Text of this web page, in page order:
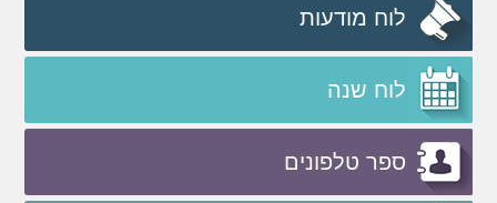
לוח מודעות
לוח שנה
ספר טלפונים